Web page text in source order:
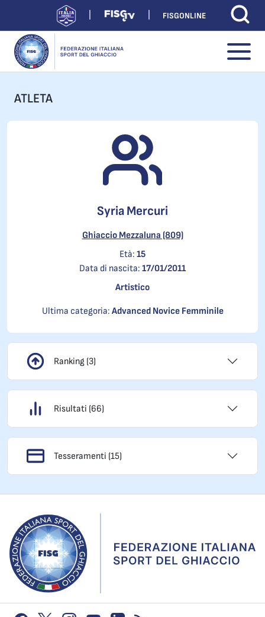
FISGONLINE
ATLETA
Syria Mercuri
Ghiaccio Mezzaluna (809)
Età: 15
Data di nascita: 17/01/2011
Artistico
Ultima categoria: Advanced Novice Femminile
Ranking (3)
Risultati (66)
Tesseramenti (15)